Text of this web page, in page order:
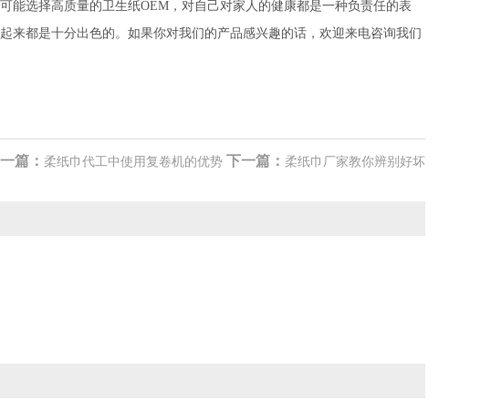
选择高质量的卫生纸OEM，对自己对家人的健康都是一种负责任的表
来都是十分出色的。如果你对我们的产品感兴趣的话，欢迎来电咨询我们
一篇： 柔纸巾代工中使用复卷机的优势 下一篇： 柔纸巾厂家教你辨别好坏